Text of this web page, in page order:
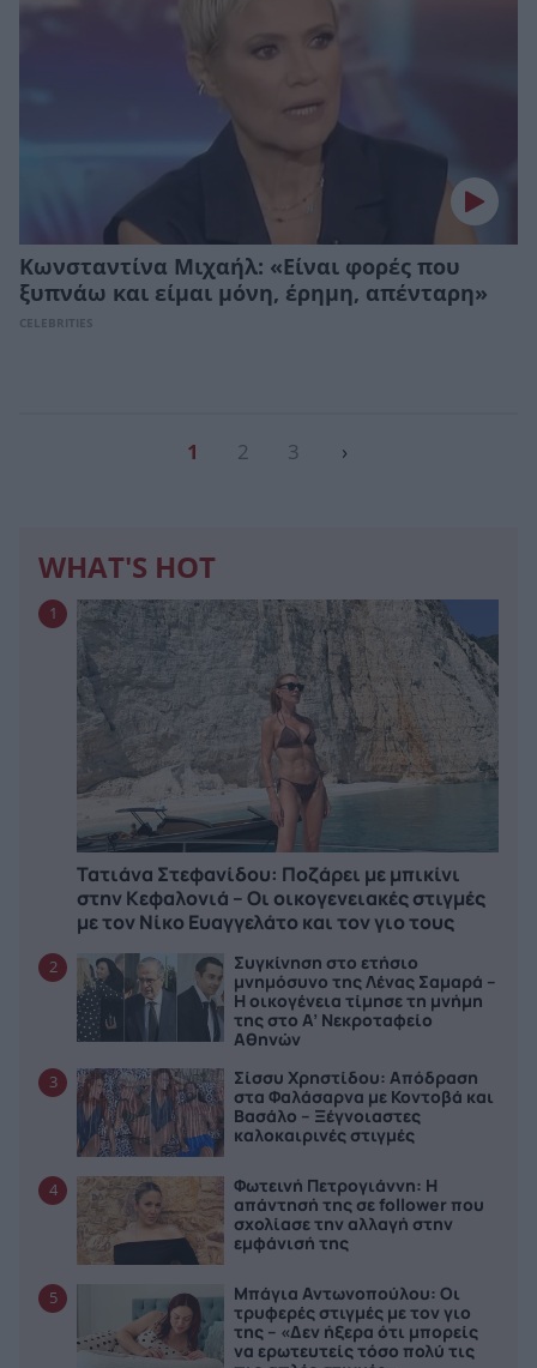
Κωνσταντίνα Μιχαήλ: «Είναι φορές που
ξυπνάω και είμαι μόνη, έρημη, απένταρη»
CELEBRITIES
1 2 3 ›
WHAT'S HOT
1
Τατιάνα Στεφανίδου: Ποζάρει με μπικίνι
στην Κεφαλονιά – Οι οικογενειακές στιγμές
με τον Νίκο Ευαγγελάτο και τον γιο τους
2
Συγκίνηση στο ετήσιο
μνημόσυνο της Λένας Σαμαρά –
Η οικογένεια τίμησε τη μνήμη
της στο Α’ Νεκροταφείο
Αθηνών
3
Σίσσυ Χρηστίδου: Απόδραση
στα Φαλάσαρνα με Κοντοβά και
Βασάλο – Ξέγνοιαστες
καλοκαιρινές στιγμές
4
Φωτεινή Πετρογιάννη: Η
απάντησή της σε follower που
σχολίασε την αλλαγή στην
εμφάνισή της
5
Μπάγια Αντωνοπούλου: Οι
τρυφερές στιγμές με τον γιο
της – «Δεν ήξερα ότι μπορείς
να ερωτευτείς τόσο πολύ τις